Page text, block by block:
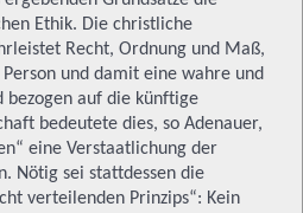
Ethik. Die christliche
Recht, Ordnung und Maß,
und damit eine wahre und
bezogen auf die künftige
bedeutete dies, so Adenauer,
eine Verstaatlichung der
Nötig sei stattdessen die
verteilenden Prinzips“: Kein